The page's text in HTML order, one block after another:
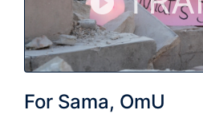
For Sama, OmU